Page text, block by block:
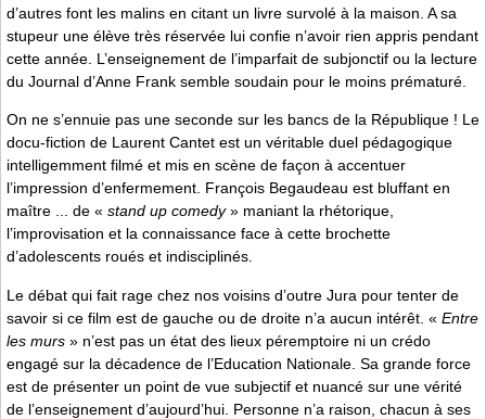
d’autres font les malins en citant un livre survolé à la maison. A sa
stupeur une élève très réservée lui confie n’avoir rien appris pendant
cette année. L’enseignement de l’imparfait de subjonctif ou la lecture
du Journal d’Anne Frank semble soudain pour le moins prématuré.
On ne s’ennuie pas une seconde sur les bancs de la République ! Le
docu-fiction de Laurent Cantet est un véritable duel pédagogique
intelligemment filmé et mis en scène de façon à accentuer
l’impression d’enfermement. François Begaudeau est bluffant en
maître ... de « stand up comedy» maniant la rhétorique,
l’improvisation et la connaissance face à cette brochette
d’adolescents roués et indisciplinés.
Le débat qui fait rage chez nos voisins d’outre Jura pour tenter de
savoir si ce film est de gauche ou de droite n’a aucun intérêt. « Entre
les murs » n’est pas un état des lieux péremptoire ni un crédo
engagé sur la décadence de l’Education Nationale. Sa grande force
est de présenter un point de vue subjectif et nuancé sur une vérité
de l’enseignement d’aujourd’hui. Personne n’a raison, chacun à ses